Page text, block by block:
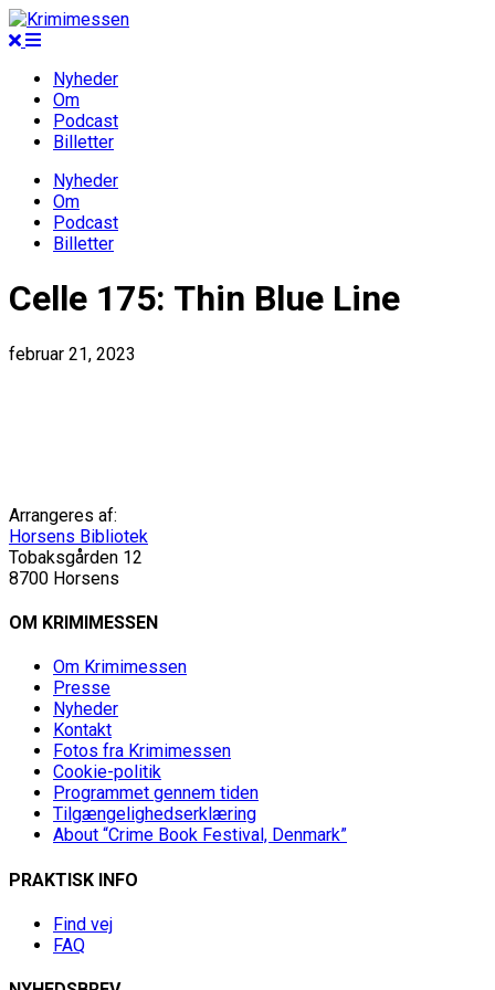
Nyheder
Om
Podcast
Billetter
Nyheder
Om
Podcast
Billetter
Celle 175: Thin Blue Line
februar 21, 2023
Arrangeres af:
Horsens Bibliotek
Tobaksgården 12
8700 Horsens
OM KRIMIMESSEN
Om Krimimessen
Presse
Nyheder
Kontakt
Fotos fra Krimimessen
Cookie-politik
Programmet gennem tiden
Tilgængelighedserklæring
About “Crime Book Festival, Denmark”
PRAKTISK INFO
Find vej
FAQ